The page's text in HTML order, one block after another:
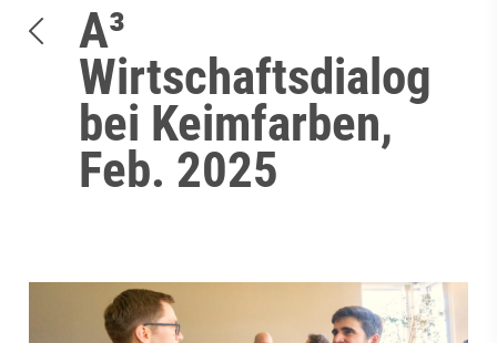
A³
Wirtschaftsdialog
bei Keimfarben,
Feb. 2025